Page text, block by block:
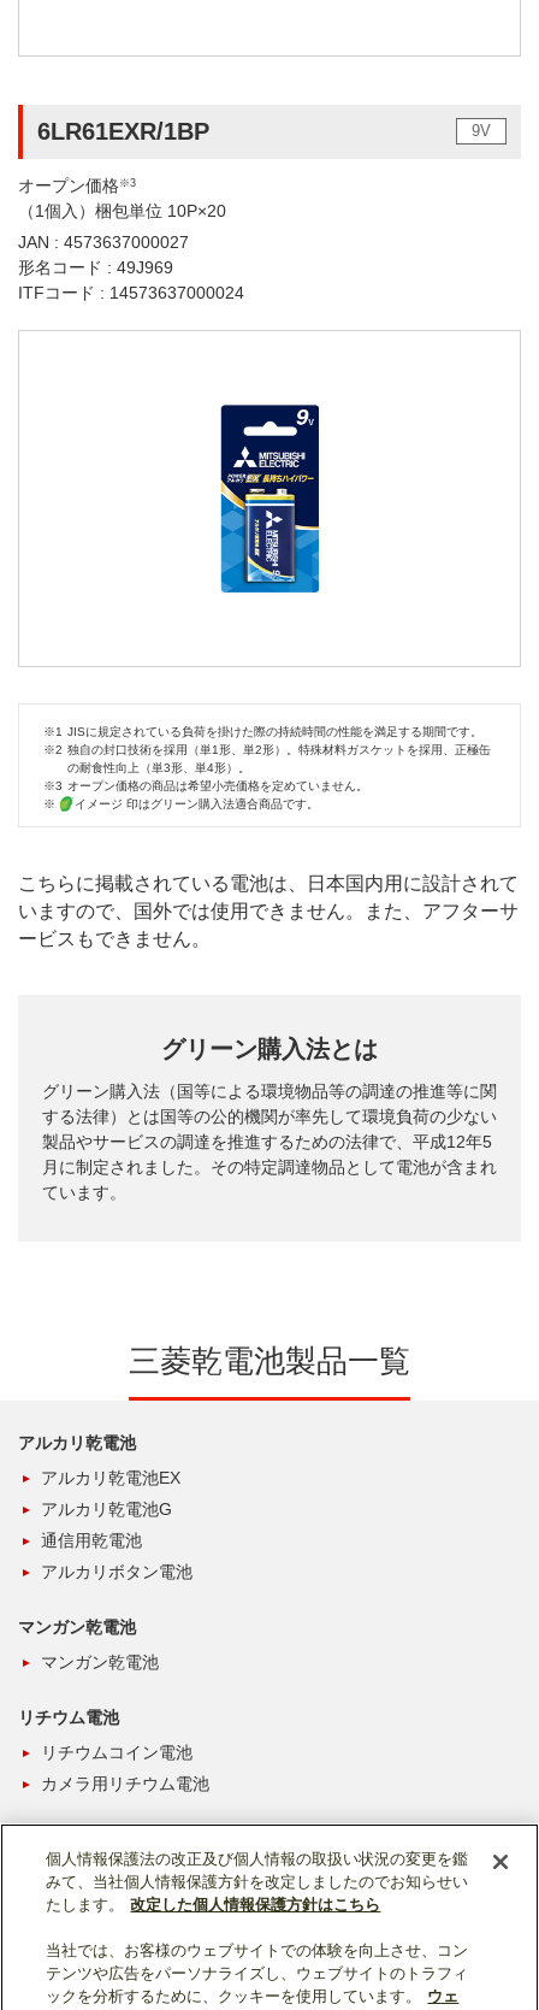
6LR61EXR/1BP 9V
オープン価格※3
（1個入）梱包単位 10P×20
JAN : 4573637000027
形名コード : 49J969
ITFコード : 14573637000024
※1 JISに規定されている負荷を掛けた際の持続時間の性能を満足する期間です。
※2 独自の封口技術を採用（単1形、単2形）。特殊材料ガスケットを採用、正極缶
の耐食性向上（単3形、単4形）。
※3 オープン価格の商品は希望小売価格を定めていません。
※
イメージ 印はグリーン購入法適合商品です。
こちらに掲載されている電池は、日本国内用に設計されて
いますので、国外では使用できません。
また、アフターサ
ービスもできません。
グリーン購入法とは
グリーン購入法（国等による環境物品等の調達の推進等に関
する法律）とは国等の公的機関が率先して環境負荷の少ない
製品やサービスの調達を推進するための法律で、平成12年5
月に制定されました。その特定調達物品として電池が含まれ
ています。
三菱乾電池製品一覧
アルカリ乾電池
アルカリ乾電池EX
アルカリ乾電池G
通信用乾電池
アルカリボタン電池
マンガン乾電池
マンガン乾電池
リチウム電池
リチウムコイン電池
カメラ用リチウム電池
ソーシャルメディア公式アカウント一覧
個人情報保護法の改正及び個人情報の取扱い状況の変更を鑑
みて、当社個人情報保護方針を改定しましたのでお知らせい
たします。
改定した個人情報保護方針はこちら
当社では、お客様のウェブサイトでの体験を向上させ、コン
テンツや広告をパーソナライズし、ウェブサイトのトラフィ
ックを分析するために、クッキーを使用しています。
ウェ